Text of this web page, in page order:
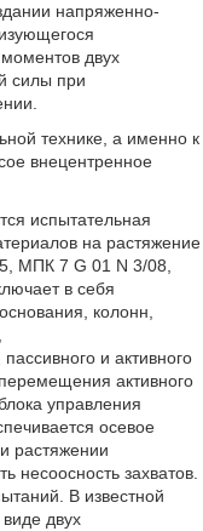
напряженно-
двух
силы при
технике, а именно к
внецентренное
испытательная
на растяжение
МПК 7 G 01 N 3/08,
в себя
колонн,
и активного
активного
управления
осевое
растяжении
несоосность захватов.
В известной
двух